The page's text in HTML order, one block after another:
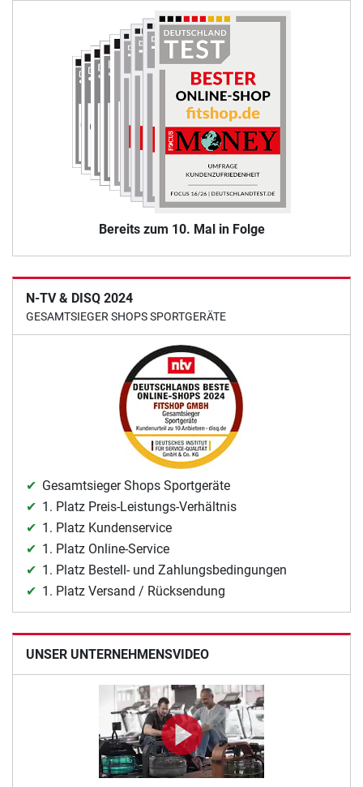
Bereits zum 10. Mal in Folge
N-TV & DISQ 2024
GESAMTSIEGER SHOPS SPORTGERÄTE
Gesamtsieger Shops Sportgeräte
1. Platz Preis-Leistungs-Verhältnis
1. Platz Kundenservice
1. Platz Online-Service
1. Platz Bestell- und Zahlungsbedingungen
1. Platz Versand / Rücksendung
UNSER UNTERNEHMENSVIDEO